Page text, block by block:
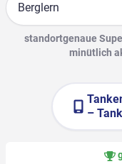
Suche
standortgenaue
minütlich
–